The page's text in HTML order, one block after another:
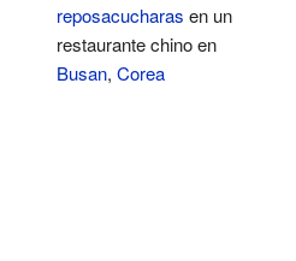
reposacucharas en un
restaurante chino en
Busan, Corea